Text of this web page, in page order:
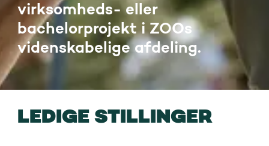
virksomheds- eller
bachelorprojekt i ZOOs
videnskabelige afdeling.
LEDIGE STILLINGER